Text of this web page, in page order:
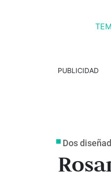
PUBLICIDAD
Dos